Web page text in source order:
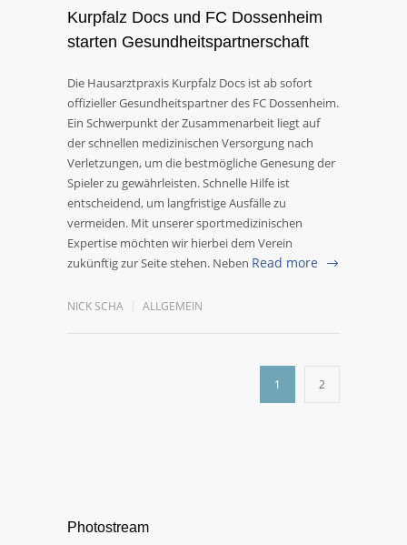
Kurpfalz Docs und FC Dossenheim
starten Gesundheitspartnerschaft
Die Hausarztpraxis Kurpfalz Docs ist ab sofort
offizieller Gesundheitspartner des FC Dossenheim.
Ein Schwerpunkt der Zusammenarbeit liegt auf
der schnellen medizinischen Versorgung nach
Verletzungen, um die bestmögliche Genesung der
Spieler zu gewährleisten. Schnelle Hilfe ist
entscheidend, um langfristige Ausfälle zu
vermeiden. Mit unserer sportmedizinischen
Expertise möchten wir hierbei dem Verein
zukünftig zur Seite stehen. Neben Read more
NICK SCHA ALLGEMEIN
1 2
Photostream